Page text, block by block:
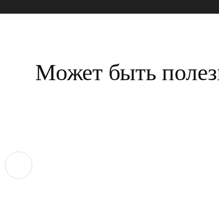
Может быть